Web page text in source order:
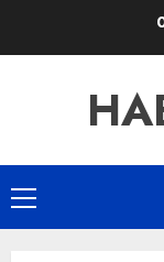
Основное
меню